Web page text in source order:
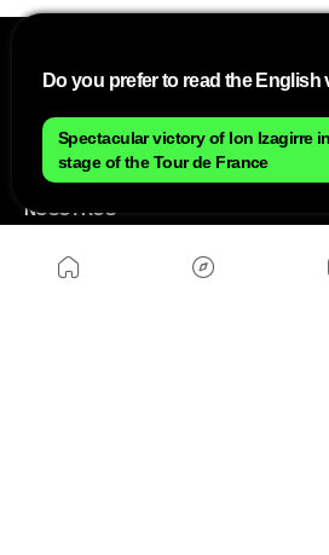
NOSOTROS
Mapa del sitio
Aviso Legal
Do you prefer to read the English
Spectacular victory of Ion Izagirre
stage of the Tour de France